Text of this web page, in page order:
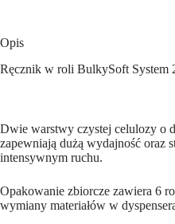
m.
6
Opis
Ręcznik w roli BulkySoft System
Dwie warstwy czystej celulozy o
zapewniają dużą wydajność oraz
intensywnym ruchu.
Opakowanie zbiorcze zawiera 6
wymiany materiałów w